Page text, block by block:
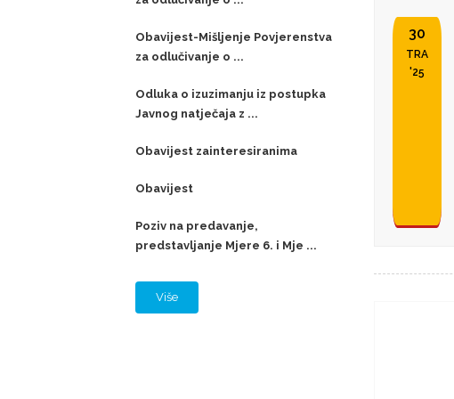
Obavijest-Mišljenje Povjerenstva
za odlučivanje o ...
Odluka o izuzimanju iz postupka
Javnog natječaja z ...
Obavijest zainteresiranima
Obavijest
Poziv na predavanje,
predstavljanje Mjere 6. i Mje ...
Više
30
TRA
'25